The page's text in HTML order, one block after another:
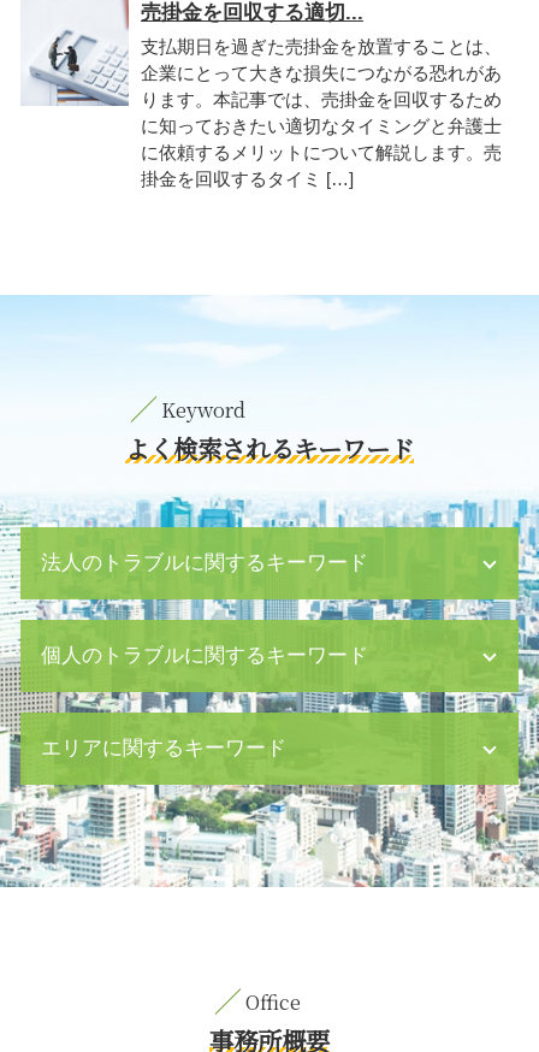
売掛金を回収する適切...
支払期日を過ぎた売掛金を放置することは、
企業にとって大きな損失につながる恐れがあ
ります。本記事では、売掛金を回収するため
に知っておきたい適切なタイミングと弁護士
に依頼するメリットについて解説します。売
掛金を回収するタイミ […]
よく検索されるキーワード
法人のトラブルに関するキーワード
企業間 トラブル
企業 不祥事
配達証明 内容証明
手形 とは
企業 買収 m&a
経理 財務
消滅時効 債権
法務 株主 債権者
個人のトラブルに関するキーワード
子育て 旦那 イライラ 離婚
育児 離婚
逮捕 勾留
婚姻費用 審判
相続放棄 デメリット
経済的 dv 離婚
エリアに関するキーワード
刑事事件 中央区 弁護士
M&A 新宿区 相談
契約書作成 新宿区 相談
親権取得 目黒区 弁護士
企業法務 八丁堀 相談
事務所概要